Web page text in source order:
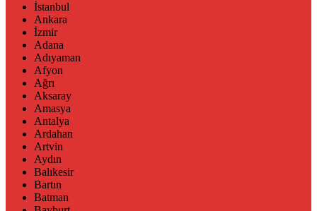
İstanbul
Ankara
İzmir
Adana
Adıyaman
Afyon
Ağrı
Aksaray
Amasya
Antalya
Ardahan
Artvin
Aydın
Balıkesir
Bartın
Batman